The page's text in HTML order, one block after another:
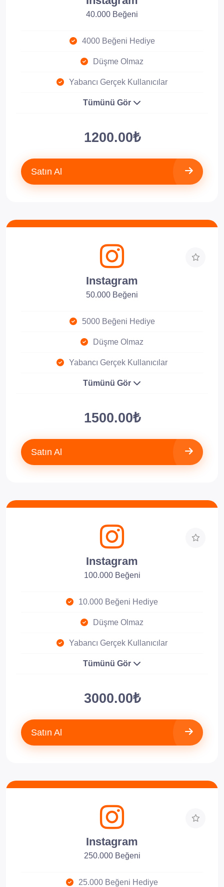
40.000 Beğeni
4000 Beğeni Hediye
Düşme Olmaz
Yabancı Gerçek Kullanıcılar
Tümünü Gör
1200.00₺
Satın Al
Instagram
50.000 Beğeni
5000 Beğeni Hediye
Düşme Olmaz
Yabancı Gerçek Kullanıcılar
Tümünü Gör
1500.00₺
Satın Al
Instagram
100.000 Beğeni
10.000 Beğeni Hediye
Düşme Olmaz
Yabancı Gerçek Kullanıcılar
Tümünü Gör
3000.00₺
Satın Al
Instagram
250.000 Beğeni
25.000 Beğeni Hediye